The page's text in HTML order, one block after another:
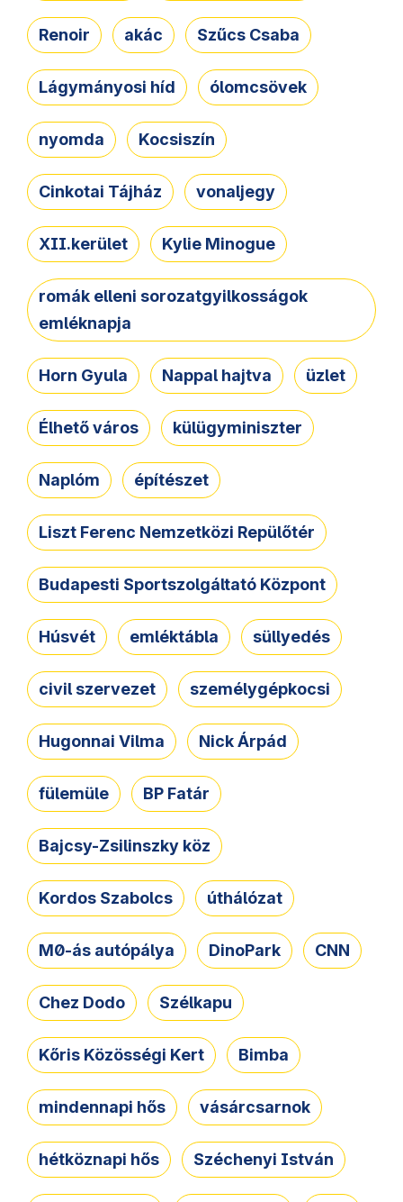
Renoir akác Szűcs Csaba
Lágymányosi híd ólomcsövek
nyomda Kocsiszín
Cinkotai Tájház vonaljegy
XII.kerület Kylie Minogue
romák elleni sorozatgyilkosságok
emléknapja
Horn Gyula Nappal hajtva üzlet
Élhető város külügyminiszter
Naplóm építészet
Liszt Ferenc Nemzetközi Repülőtér
Budapesti Sportszolgáltató Központ
Húsvét emléktábla süllyedés
civil szervezet személygépkocsi
Hugonnai Vilma Nick Árpád
fülemüle BP Fatár
Bajcsy-Zsilinszky köz
Kordos Szabolcs úthálózat
M0-ás autópálya DinoPark CNN
Chez Dodo Szélkapu
Kőris Közösségi Kert Bimba
mindennapi hős vásárcsarnok
hétköznapi hős Széchenyi István